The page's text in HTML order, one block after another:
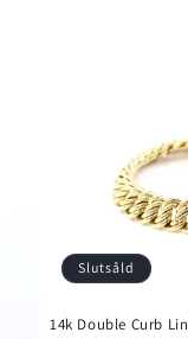
Slutsåld
14k Double Curb